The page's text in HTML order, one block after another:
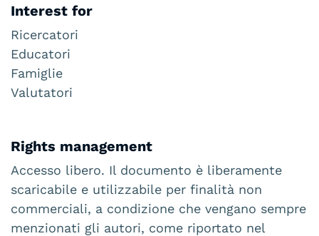
Interest for
Ricercatori
Educatori
Famiglie
Valutatori
Rights management
Accesso libero. Il documento è liberamente
scaricabile e utilizzabile per finalità non
commerciali, a condizione che vengano sempre
menzionati gli autori, come riportato nel